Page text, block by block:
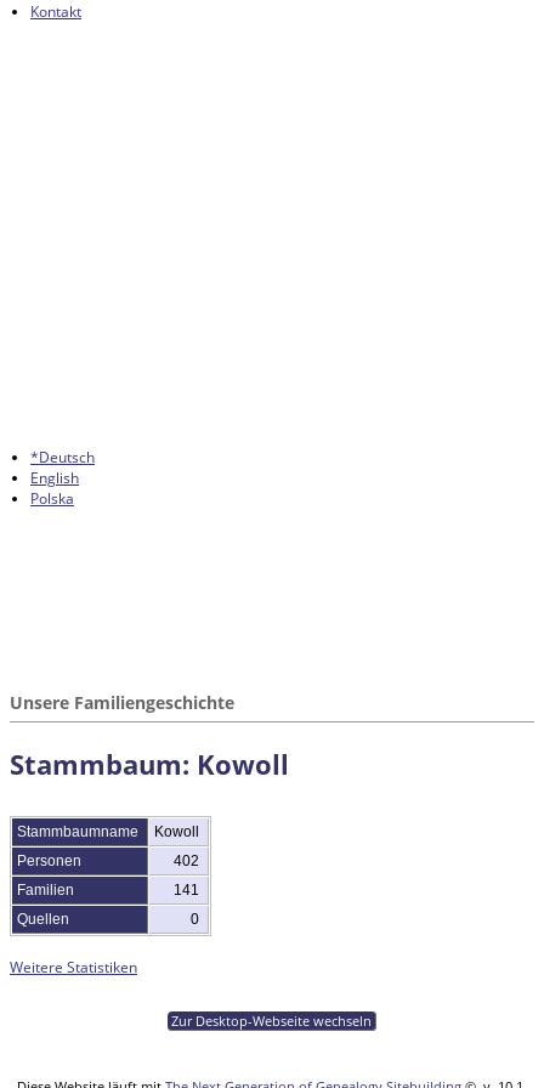
Kontakt
*Deutsch
English
Polska
Unsere Familiengeschichte
Stammbaum: Kowoll
Stammbaumname
Kowoll
Personen
402
Familien
141
Quellen
0
Weitere Statistiken
Zur Desktop-Webseite wechseln